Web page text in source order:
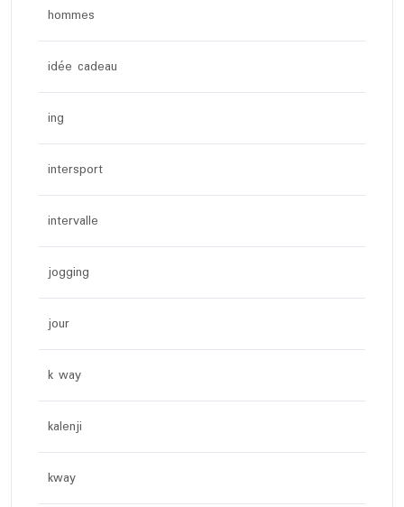
hommes
idée cadeau
ing
intersport
intervalle
jogging
jour
k way
kalenji
kway